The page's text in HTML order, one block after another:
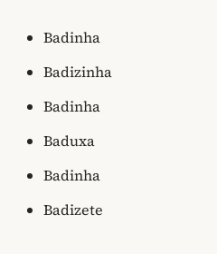
Badinha
Badizinha
Badinha
Baduxa
Badinha
Badizete